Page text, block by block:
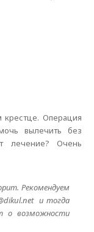
крестце. Операция
вылечить без
лечение? Очень
Рекомендуем
и тогда
о возможности